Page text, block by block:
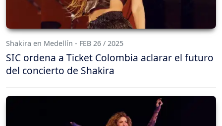
Shakira en Medellín - FEB 26 / 2025
SIC ordena a Ticket Colombia aclarar el futuro
del concierto de Shakira